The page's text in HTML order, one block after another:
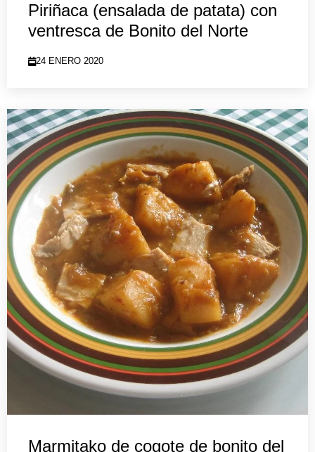
Piriñaca (ensalada de patata) con
ventresca de Bonito del Norte
24 ENERO 2020
Marmitako de cogote de bonito del